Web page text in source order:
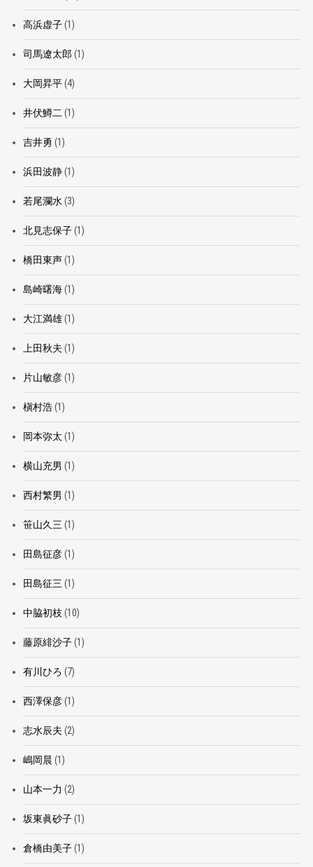
高浜虚子(1)
司馬遼太郎 (1)
大岡昇平(4)
井伏鱒二 (1)
吉井勇 (1)
浜田波静(1)
若尾瀾水 (3)
北見志保子(1)
橋田東声(1)
島崎曙海(1)
大江満雄(1)
上田秋夫 (1)
片山敏彦(1)
槇村浩(1)
岡本弥太 (1)
横山充男 (1)
西村繁男 (1)
笹山久三 (1)
田島征彦(1)
田島征三 (1)
中脇初枝 (10)
藤原緋沙子(1)
有川ひろ (7)
西澤保彦(1)
志水辰夫 (2)
嶋岡晨 (1)
山本一力 (2)
坂東眞砂子(1)
倉橋由美子(1)